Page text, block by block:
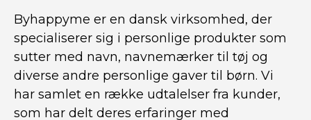
Byhappyme er en dansk virksomhed, der
specialiserer sig i personlige produkter som
sutter med navn, navnemærker til tøj og
diverse andre personlige gaver til børn. Vi
har samlet en række udtalelser fra kunder,
som har delt deres erfaringer med